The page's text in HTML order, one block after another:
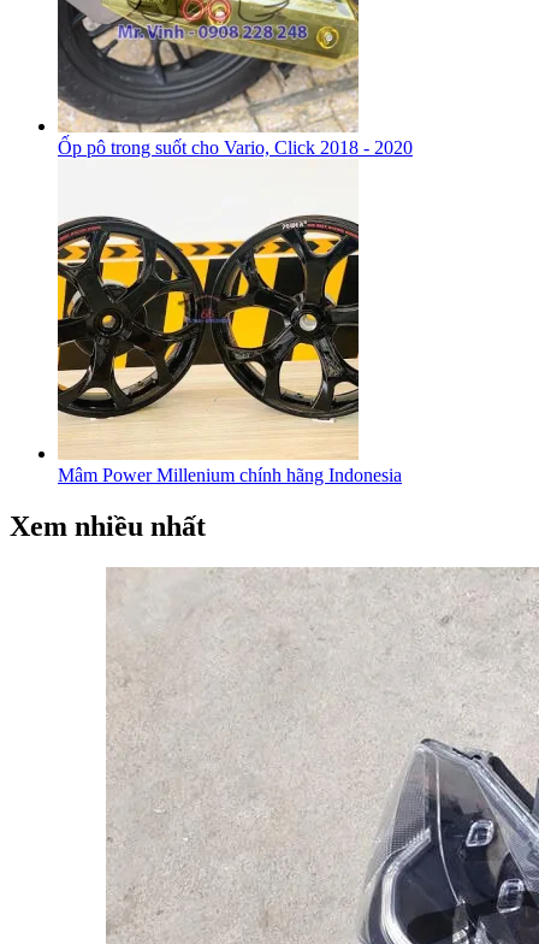
Ốp pô trong suốt cho Vario, Click 2018 - 2020
Mâm Power Millenium chính hãng Indonesia
Xem nhiều nhất